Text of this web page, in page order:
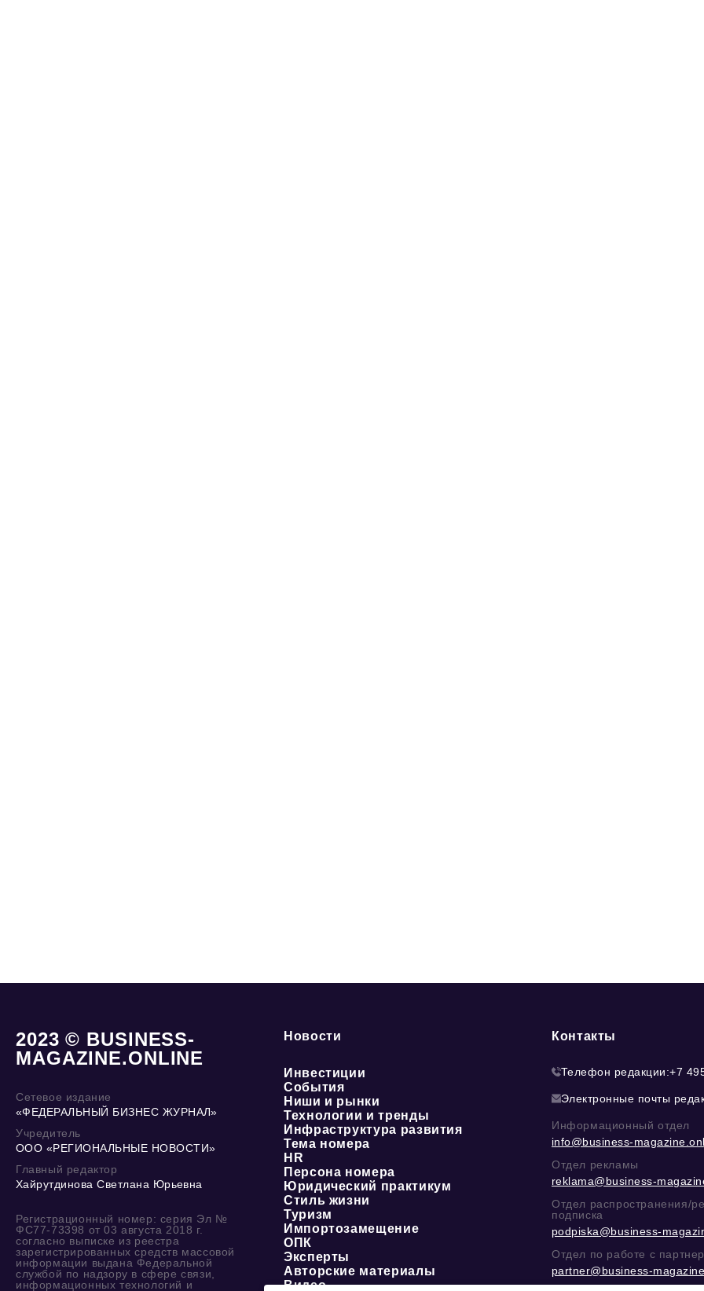
2023 © BUSINESS-
MAGAZINE.ONLINE
Сетевое издание
«ФЕДЕРАЛЬНЫЙ БИЗНЕС ЖУРНАЛ»
Учредитель
ООО «РЕГИОНАЛЬНЫЕ НОВОСТИ»
Главный редактор
Хайрутдинова Светлана Юрьевна
Регистрационный номер: серия Эл №
ФС77-73398 от 03 августа 2018 г.
согласно выписке из реестра
зарегистрированных средств массовой
информации выдана Федеральной
службой по надзору в сфере связи,
информационных технологий и
Новости
Инвестиции
События
Ниши и рынки
Технологии и тренды
Инфраструктура развития
Тема номера
HR
Персона номера
Юридический практикум
Стиль жизни
Туризм
Импортозамещение
ОПК
Эксперты
Авторские материалы
Видео
Контакты
Телефон редакции:+7
Электронные почты
Информационный отдел
info@business-
Отдел рекламы
reklama@business-
Отдел распространения/
подписка
podpiska@business-
Отдел по работе с
partner@business-